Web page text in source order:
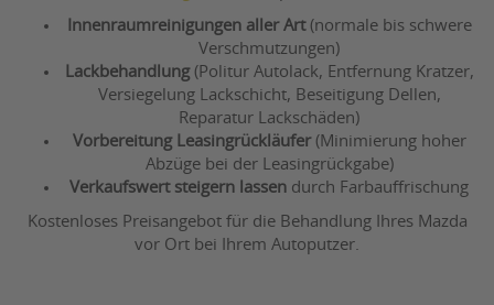
Innenraumreinigungen aller Art(normale bis schwere
Verschmutzungen)
Lackbehandlung (Politur Autolack, Entfernung Kratzer,
Versiegelung Lackschicht, Beseitigung Dellen,
Reparatur Lackschäden)
Vorbereitung Leasingrückläufer(Minimierung hoher
Abzüge bei der Leasingrückgabe)
Verkaufswert steigern lassen durch Farbauffrischung
Kostenloses Preisangebot für die Behandlung Ihres Mazda
vor Ort bei Ihrem Autoputzer.